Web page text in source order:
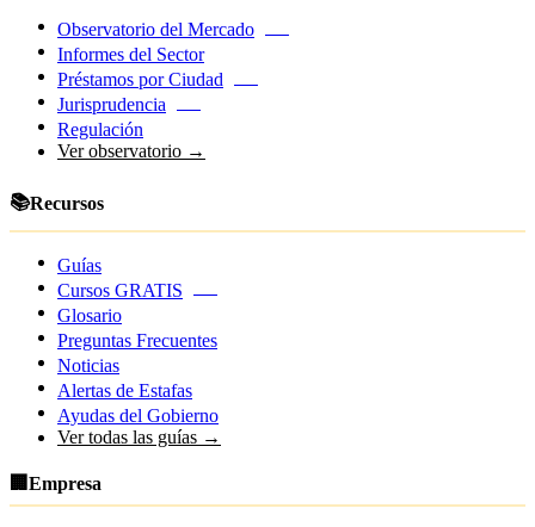
Observatorio del Mercado
Informes del Sector
Préstamos por Ciudad
Jurisprudencia
Regulación
Ver observatorio →
📚Recursos
Guías
Cursos GRATIS
Glosario
Preguntas Frecuentes
Noticias
Alertas de Estafas
Ayudas del Gobierno
Ver todas las guías →
🏢 Empresa